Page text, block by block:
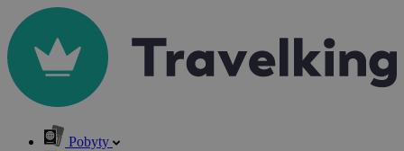
Pobyty